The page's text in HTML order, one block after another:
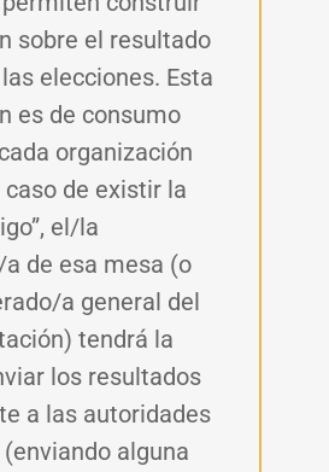
sobre el resultado
elecciones. Esta
es de consumo
organización
caso de existir la
el/la
de esa mesa (o
a general del
tendrá la
los resultados
a las autoridades
alguna